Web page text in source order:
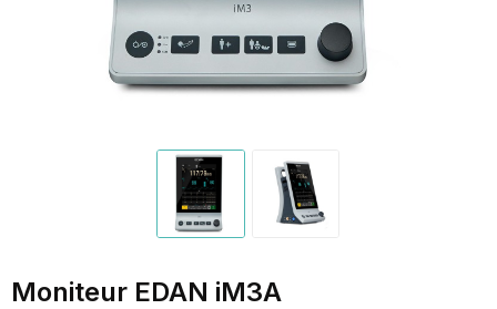
Moniteur EDAN iM3A